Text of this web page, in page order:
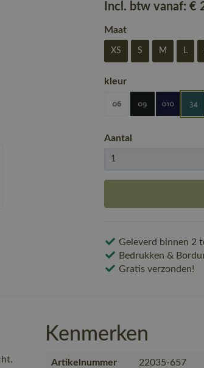
Incl. btw vanaf:€
Maat
XS S M L
kleur
Aantal
Geleverd binnen 2
Bedrukken &
Gratis verzonden!
Kenmerken
Artikelnummer
22035-657